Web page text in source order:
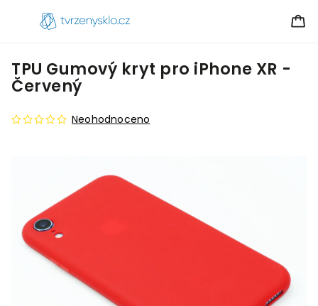
TPU Gumový kryt pro iPhone XR -
Červený
Neohodnoceno